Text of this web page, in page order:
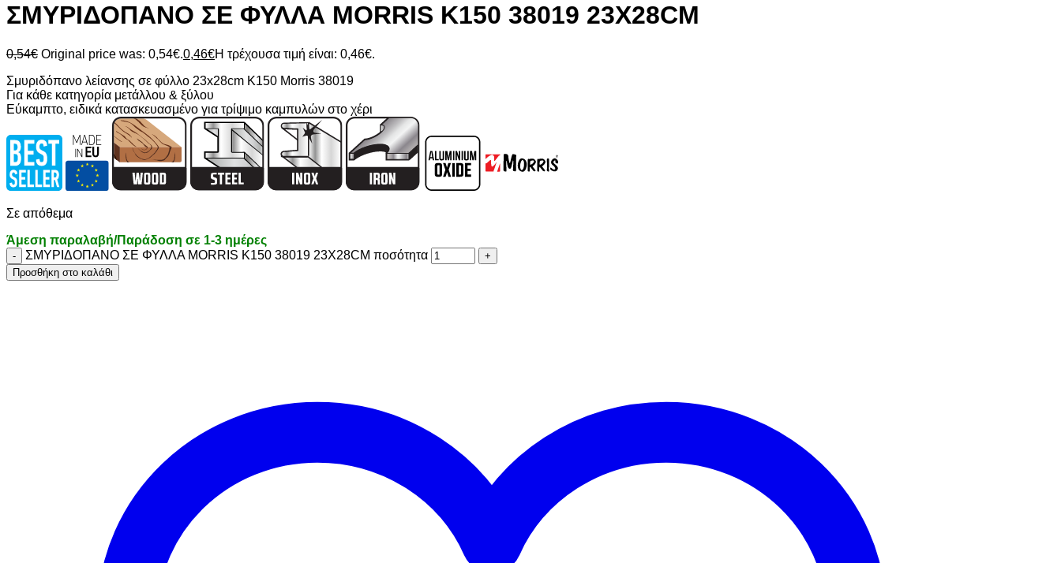
ΣΜΥΡΙΔΟΠΑΝΟ ΣΕ ΦΥΛΛΑ MORRIS Κ150 38019 23X28CM
0,54€ Original price was: 0,54€.0,46€Η τρέχουσα τιμή είναι: 0,46€.
Σμυριδόπανο λείανσης σε φύλλο 23x28cm K150 Morris 38019
Για κάθε κατηγορία μετάλλου & ξύλου
Εύκαμπτο, ειδικά κατασκευασμένο για τρίψιμο καμπυλών στο χέρι
Σε απόθεμα
Άμεση παραλαβή/Παράδοση σε 1-3 ημέρες
ΣΜΥΡΙΔΟΠΑΝΟ ΣΕ ΦΥΛΛΑ MORRIS Κ150 38019 23X28CM ποσότητα
Προσθήκη στο καλάθι